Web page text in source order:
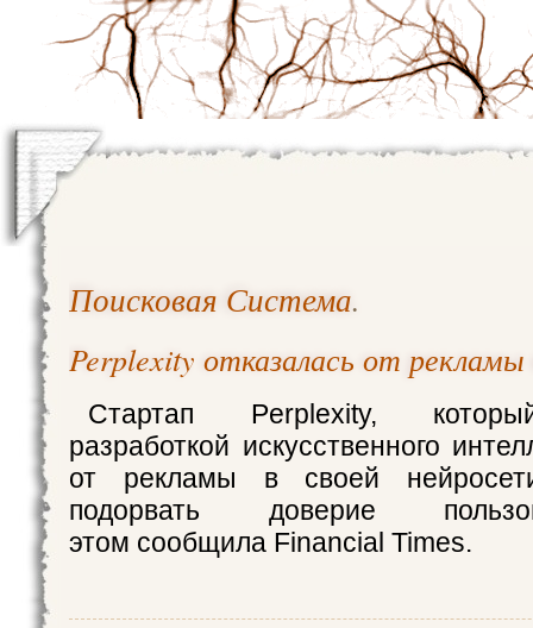
Поисковая Система.
Perplexity отказалась от
Стартап Perplexity,
разработкой искусственного
от рекламы в своей
подорвать доверие
этом сообщила Financial Times.